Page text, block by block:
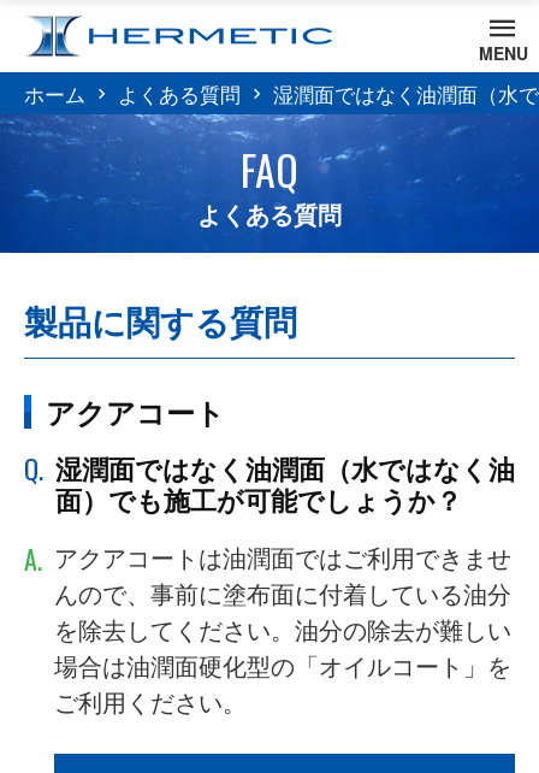
MENU
ホーム よくある質問 湿潤面ではなく油潤面（水
FAQ
よくある質問
製品に関する質問
アクアコート
Q. 湿潤面ではなく油潤面（水ではなく油
面）でも施工が可能でしょうか？
A. アクアコートは油潤面ではご利用できませ
んので、事前に塗布面に付着している油分
を除去してください。油分の除去が難しい
場合は油潤面硬化型の「オイルコート」を
ご利用ください。